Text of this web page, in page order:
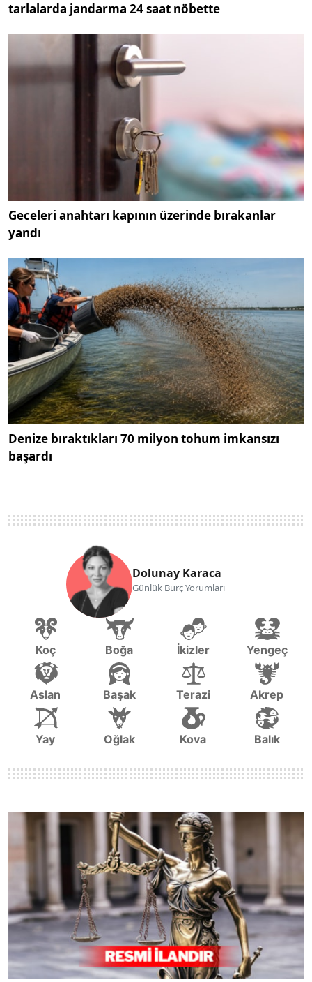
tarlalarda jandarma 24 saat nöbette
Geceleri anahtarı kapının üzerinde bırakanlar
yandı
Denize bıraktıkları 70 milyon tohum imkansızı
başardı
Dolunay Karaca
Günlük Burç Yorumları
Koç Boğa İkizler Yengeç
Aslan Başak Terazi Akrep
Yay Oğlak Kova Balık